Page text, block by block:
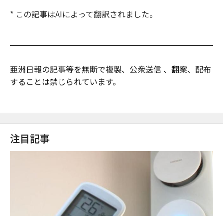
* この記事はAIによって翻訳されました。
亜洲日報の記事等を無断で複製、公衆送信 、翻案、配布
することは禁じられています。
注目記事